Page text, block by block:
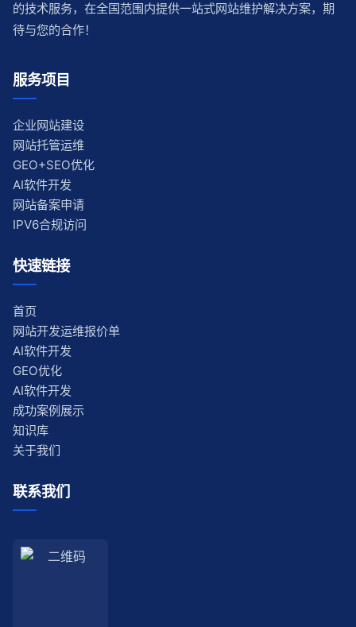
的技术服务，在全国范围内提供一站式网站维护解决方案，期
待与您的合作！
服务项目
企业网站建设
网站托管运维
GEO+SEO优化
AI软件开发
网站备案申请
IPV6合规访问
快速链接
首页
网站开发运维报价单
AI软件开发
GEO优化
AI软件开发
成功案例展示
知识库
关于我们
联系我们